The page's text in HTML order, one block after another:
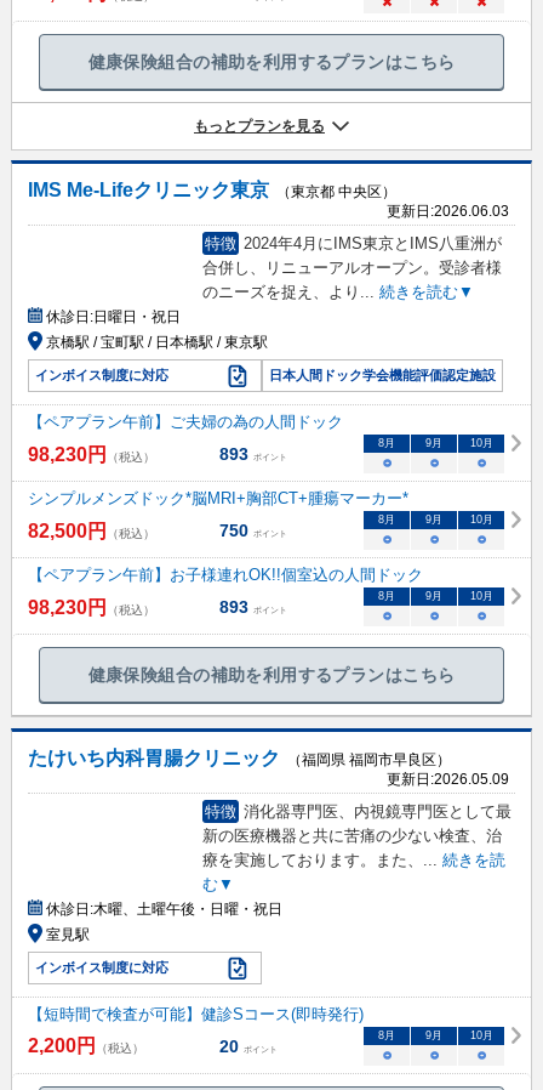
健康保険組合の補助を利用するプランはこちら
もっとプランを見る
IMS Me-Lifeクリニック東京
（東京都 中央区）
更新日:2026.06.03
特徴 2024年4月にIMS東京とIMS八重洲が
合併し、リニューアルオープン。受診者様
のニーズを捉え、より ... 続きを読む▼
休診日:日曜日・祝日
京橋駅 / 宝町駅 / 日本橋駅 / 東京駅
インボイス制度に対応 日本人間ドック学会機能評価認定施設
【ペアプラン午前】ご夫婦の為の人間ドック
98,230円 （税込） 893 ポイント
8月 9月 10月
○ ○ ○
シンプルメンズドック*脳MRI+胸部CT+腫瘍マーカー*
82,500円 （税込） 750 ポイント
8月 9月 10月
○ ○ ○
【ペアプラン午前】お子様連れOK!!個室込の人間ドック
98,230円 （税込） 893 ポイント
8月 9月 10月
○ ○ ○
健康保険組合の補助を利用するプランはこちら
たけいち内科胃腸クリニック
（福岡県 福岡市早良区）
更新日:2026.05.09
特徴 消化器専門医、内視鏡専門医として最
新の医療機器と共に苦痛の少ない検査、治
療を実施しております。また、
続きを読
む▼
休診日:木曜、土曜午後・日曜・祝日
室見駅
インボイス制度に対応
【短時間で検査が可能】健診Sコース(即時発行)
2,200円 （税込） 20 ポイント
8 月 9 月 10月
○ ○ ○